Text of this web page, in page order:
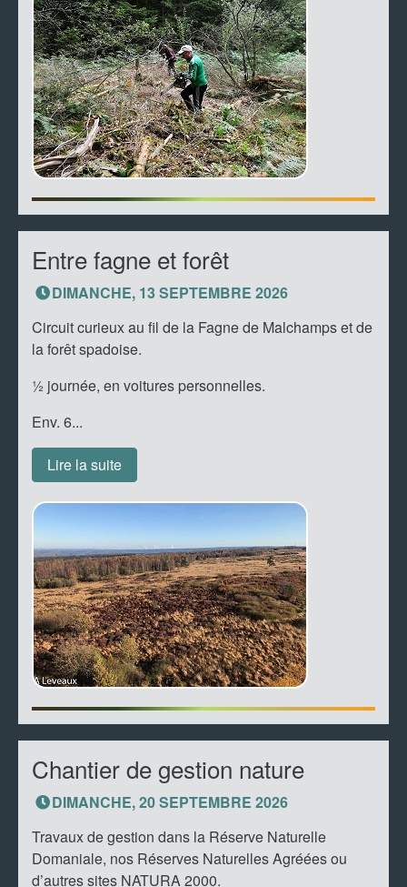
Entre fagne et forêt
DIMANCHE, 13 SEPTEMBRE 2026
Circuit curieux au fil de la Fagne de Malchamps et de
la forêt spadoise.
½ journée, en voitures personnelles.
Env. 6...
Lire la suite
Chantier de gestion nature
DIMANCHE, 20 SEPTEMBRE 2026
Travaux de gestion dans la Réserve Naturelle
Domaniale, nos Réserves Naturelles Agréées ou
d’autres sites NATURA 2000.